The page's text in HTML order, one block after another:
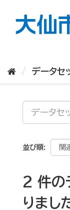
データセ
並び順
2 件の
りまし